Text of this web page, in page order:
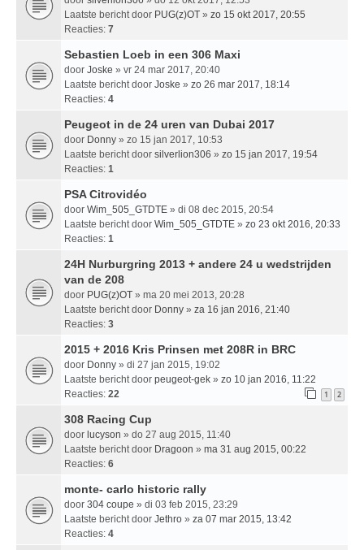
Laatste bericht door PUG(z)OT » zo 15 okt 2017, 20:55
Reacties: 7
Sebastien Loeb in een 306 Maxi
door Joske » vr 24 mar 2017, 20:40
Laatste bericht door Joske » zo 26 mar 2017, 18:14
Reacties: 4
Peugeot in de 24 uren van Dubai 2017
door Donny » zo 15 jan 2017, 10:53
Laatste bericht door silverlion306 » zo 15 jan 2017, 19:54
Reacties: 1
PSA Citrovidéo
door Wim_505_GTDTE » di 08 dec 2015, 20:54
Laatste bericht door Wim_505_GTDTE » zo 23 okt 2016, 20:33
Reacties: 1
24H Nurburgring 2013 + andere 24 u wedstrijden
van de 208
door PUG(z)OT » ma 20 mei 2013, 20:28
Laatste bericht door Donny » za 16 jan 2016, 21:40
Reacties: 3
2015 + 2016 Kris Prinsen met 208R in BRC
door Donny » di 27 jan 2015, 19:02
Laatste bericht door peugeot-gek » zo 10 jan 2016, 11:22
Reacties: 22 1 2
308 Racing Cup
door lucyson » do 27 aug 2015, 11:40
Laatste bericht door Dragoon » ma 31 aug 2015, 00:22
Reacties: 6
monte- carlo historic rally
door 304 coupe » di 03 feb 2015, 23:29
Laatste bericht door Jethro » za 07 mar 2015, 13:42
Reacties: 4